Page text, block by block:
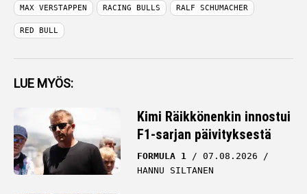
MAX VERSTAPPEN RACING BULLS RALF SCHUMACHER
RED BULL
LUE MYÖS:
Kimi Räikkönenkin innostui
F1-sarjan päivityksestä
FORMULA 1
07.08.2026
HANNU SILTANEN